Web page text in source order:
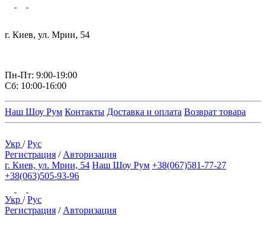
г. Киев, ул. Мрии, 54
Пн-Пт: 9:00-19:00
Сб: 10:00-16:00
Наш Шоу Рум Контакты Доставка и оплата Возврат товара
Укр /Рус
Регистрация / Авторизация
г. Киев, ул. Мрии, 54 Наш Шоу Рум +38(067)581-77-27
+38(063)505-93-96
Укр /Рус
Регистрация / Авторизация